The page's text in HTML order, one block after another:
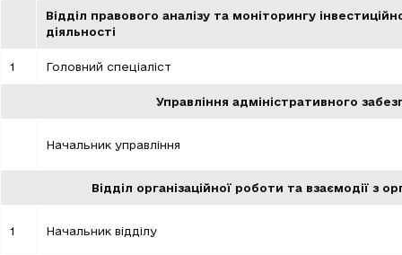
Відділ правового аналізу та моніторингу
діяльності
1 Головний спеціаліст
Управління адміністративного
Начальник управління
Відділ організаційної роботи та взаємодії з
1 Начальник відділу